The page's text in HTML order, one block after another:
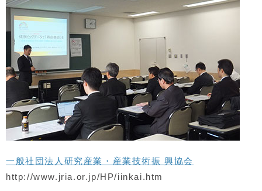
一般社団法人研究産業・産業技術振 興協会
http://www.jria.or.jp/HP/iinkai.htm